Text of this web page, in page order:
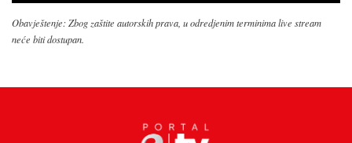
Obavještenje: Zbog zaštite autorskih prava, u odredjenim terminima live stream
neće biti dostupan.